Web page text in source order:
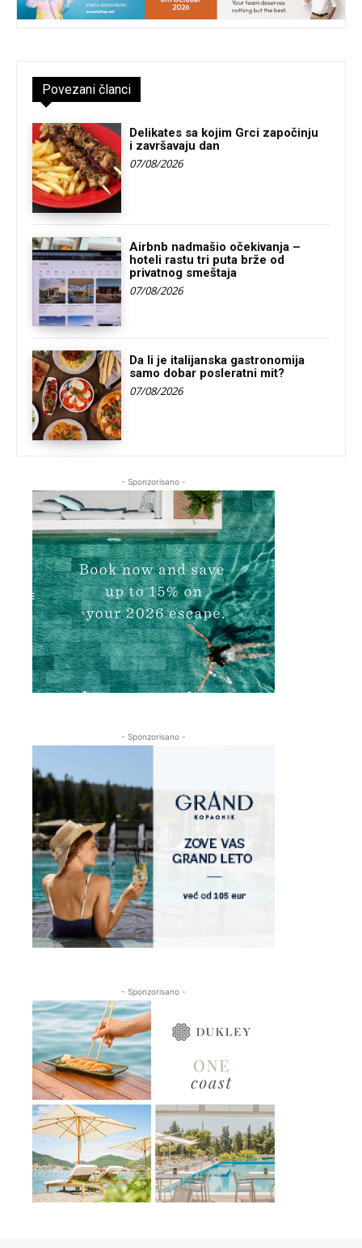
Povezani članci
Delikates sa kojim Grci započinju
i završavaju dan
07/08/2026
Airbnb nadmašio očekivanja –
hoteli rastu tri puta brže od
privatnog smeštaja
07/08/2026
Da li je italijanska gastronomija
samo dobar posleratni mit?
07/08/2026
- Sponzorisano -
- Sponzorisano -
- Sponzorisano -